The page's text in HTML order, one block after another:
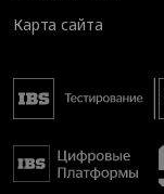
Карта сайта